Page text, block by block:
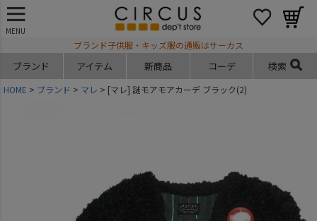
MENU
ブランド子供服・キッズ服の通販はサーカス
ブランド アイテム 新商品 コーデ 検索
HOME ブランド マレ [マレ] 謎モアモアカーデ ブラック(2)